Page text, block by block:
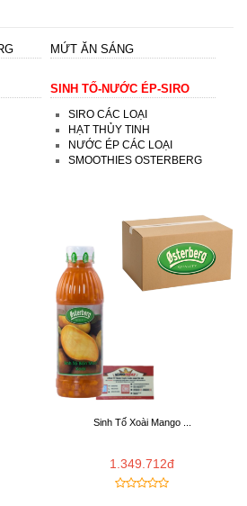
MỨT ĂN SÁNG
SINH TỐ-NƯỚC ÉP-SIRO
SIRO CÁC LOẠI
HẠT THỦY TINH
NƯỚC ÉP CÁC LOẠI
SMOOTHIES OSTERBERG
Sinh Tố Xoài Mango ...
1.349.712đ